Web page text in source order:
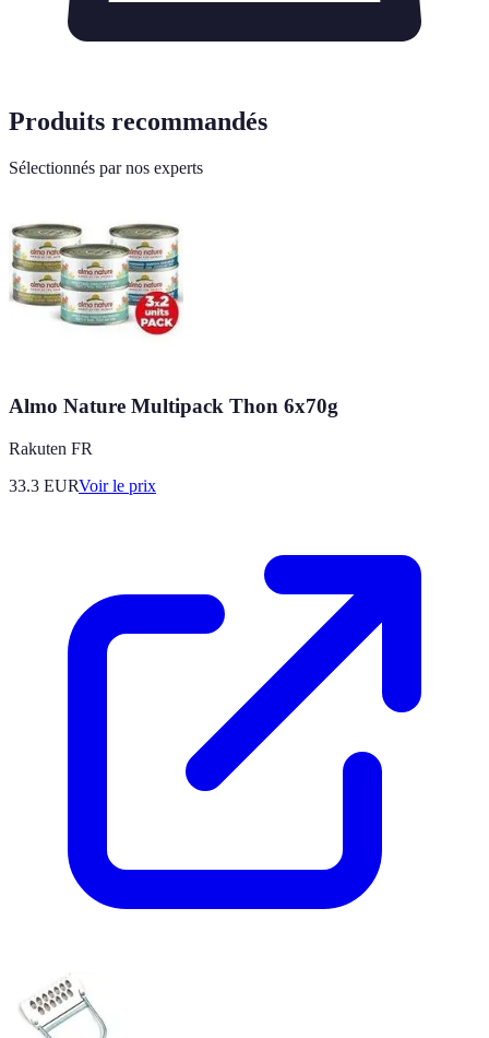
Produits recommandés
Sélectionnés par nos experts
Almo Nature Multipack Thon 6x70g
Rakuten FR
33.3 EURVoir le prix